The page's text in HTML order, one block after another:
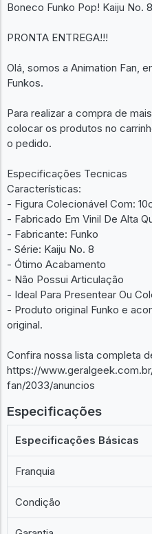
Boneco Funko Pop! Kaiju No.
PRONTA ENTREGA!!!
Olá, somos a Animation Fan,
Funkos.
Para realizar a compra de
colocar os produtos no
o pedido.
Especificações Tecnicas
Características:
- Figura Colecionável Com:
- Fabricado Em Vinil De Alta
- Fabricante: Funko
- Série: Kaiju No. 8
- Ótimo Acabamento
- Não Possui Articulação
- Ideal Para Presentear Ou
- Produto original Funko e
original.
Confira nossa lista completa
https://
fan/2033/anuncios
Especificações
Especificações Básicas
Franquia
Condição